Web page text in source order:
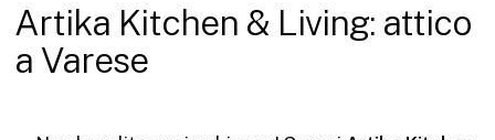
Artika Kitchen & Living: attico
a Varese